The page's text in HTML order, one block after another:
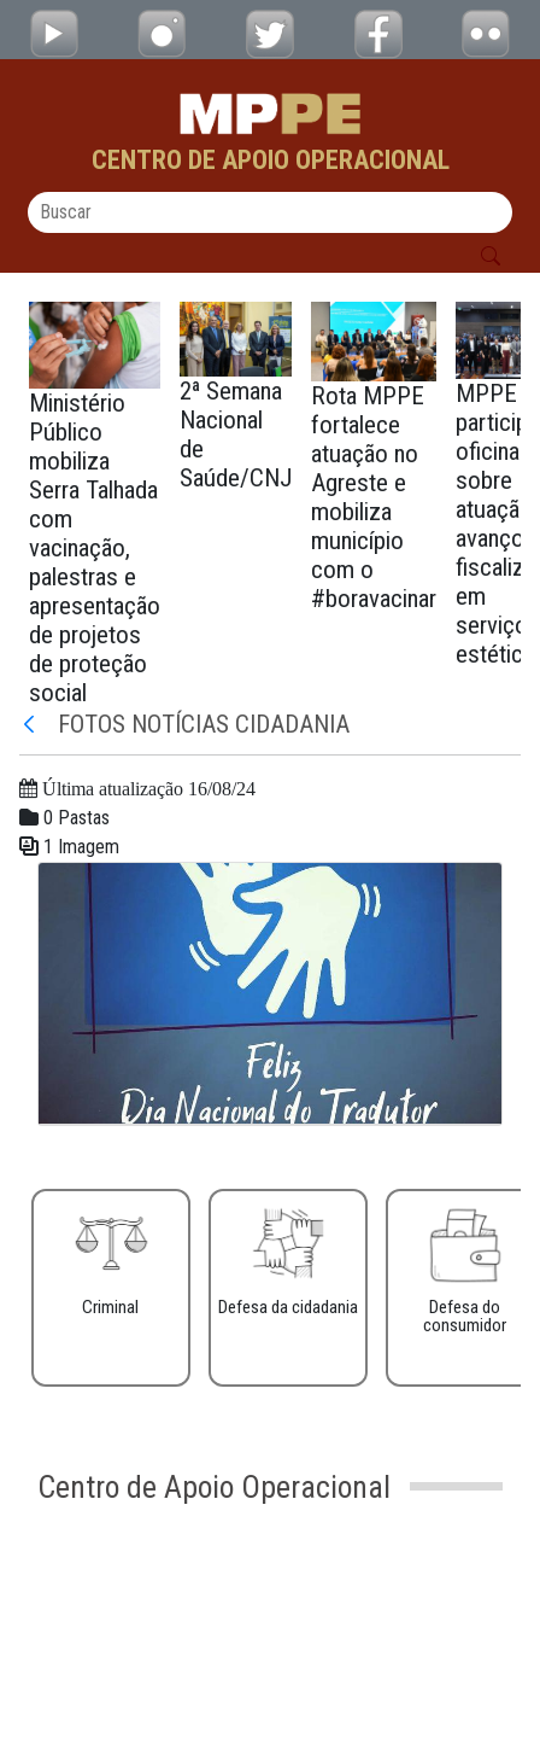
Pular para o Conteúdo principal
FOTOS NOTÍCIAS CIDADANIA - testes -
CENTRO DE APOIO OPERACIONAL
Ministério
Público
mobiliza
Serra Talhada
com
vacinação,
palestras e
apresentação
de projetos
de proteção
social
2ª Semana
Nacional
de
Saúde/CNJ
Rota MPPE
fortalece
atuação no
Agreste e
mobiliza
município
com o
#boravacinar
MPPE
oficina
sobre
atuação
em
estética
Voltar
FOTOS NOTÍCIAS CIDADANIA
Última atualização 16/08/24
0 Pastas
1 Imagem
Criminal Defesa da cidadania
Defesa do
consumidor
Centro de Apoio Operacional